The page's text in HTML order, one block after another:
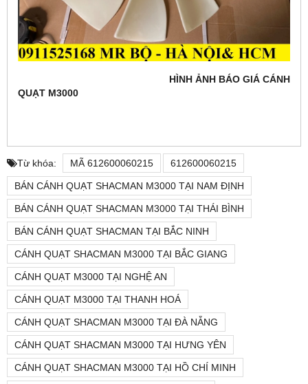
HÌNH ẢNH BÁO GIÁ CÁNH
QUẠT M3000
Từ khóa: MÃ 612600060215 612600060215
BÁN CÁNH QUẠT SHACMAN M3000 TẠI NAM ĐỊNH
BÁN CÁNH QUẠT SHACMAN M3000 TẠI THÁI BÌNH
BÁN CÁNH QUẠT SHACMAN TẠI BẮC NINH
CÁNH QUẠT SHACMAN M3000 TẠI BẮC GIANG
CÁNH QUẠT M3000 TẠI NGHỆ AN
CÁNH QUẠT M3000 TẠI THANH HOÁ
CÁNH QUẠT SHACMAN M3000 TẠI ĐÀ NẴNG
CÁNH QUẠT SHACMAN M3000 TẠI HƯNG YÊN
CÁNH QUẠT SHACMAN M3000 TẠI HỒ CHÍ MINH